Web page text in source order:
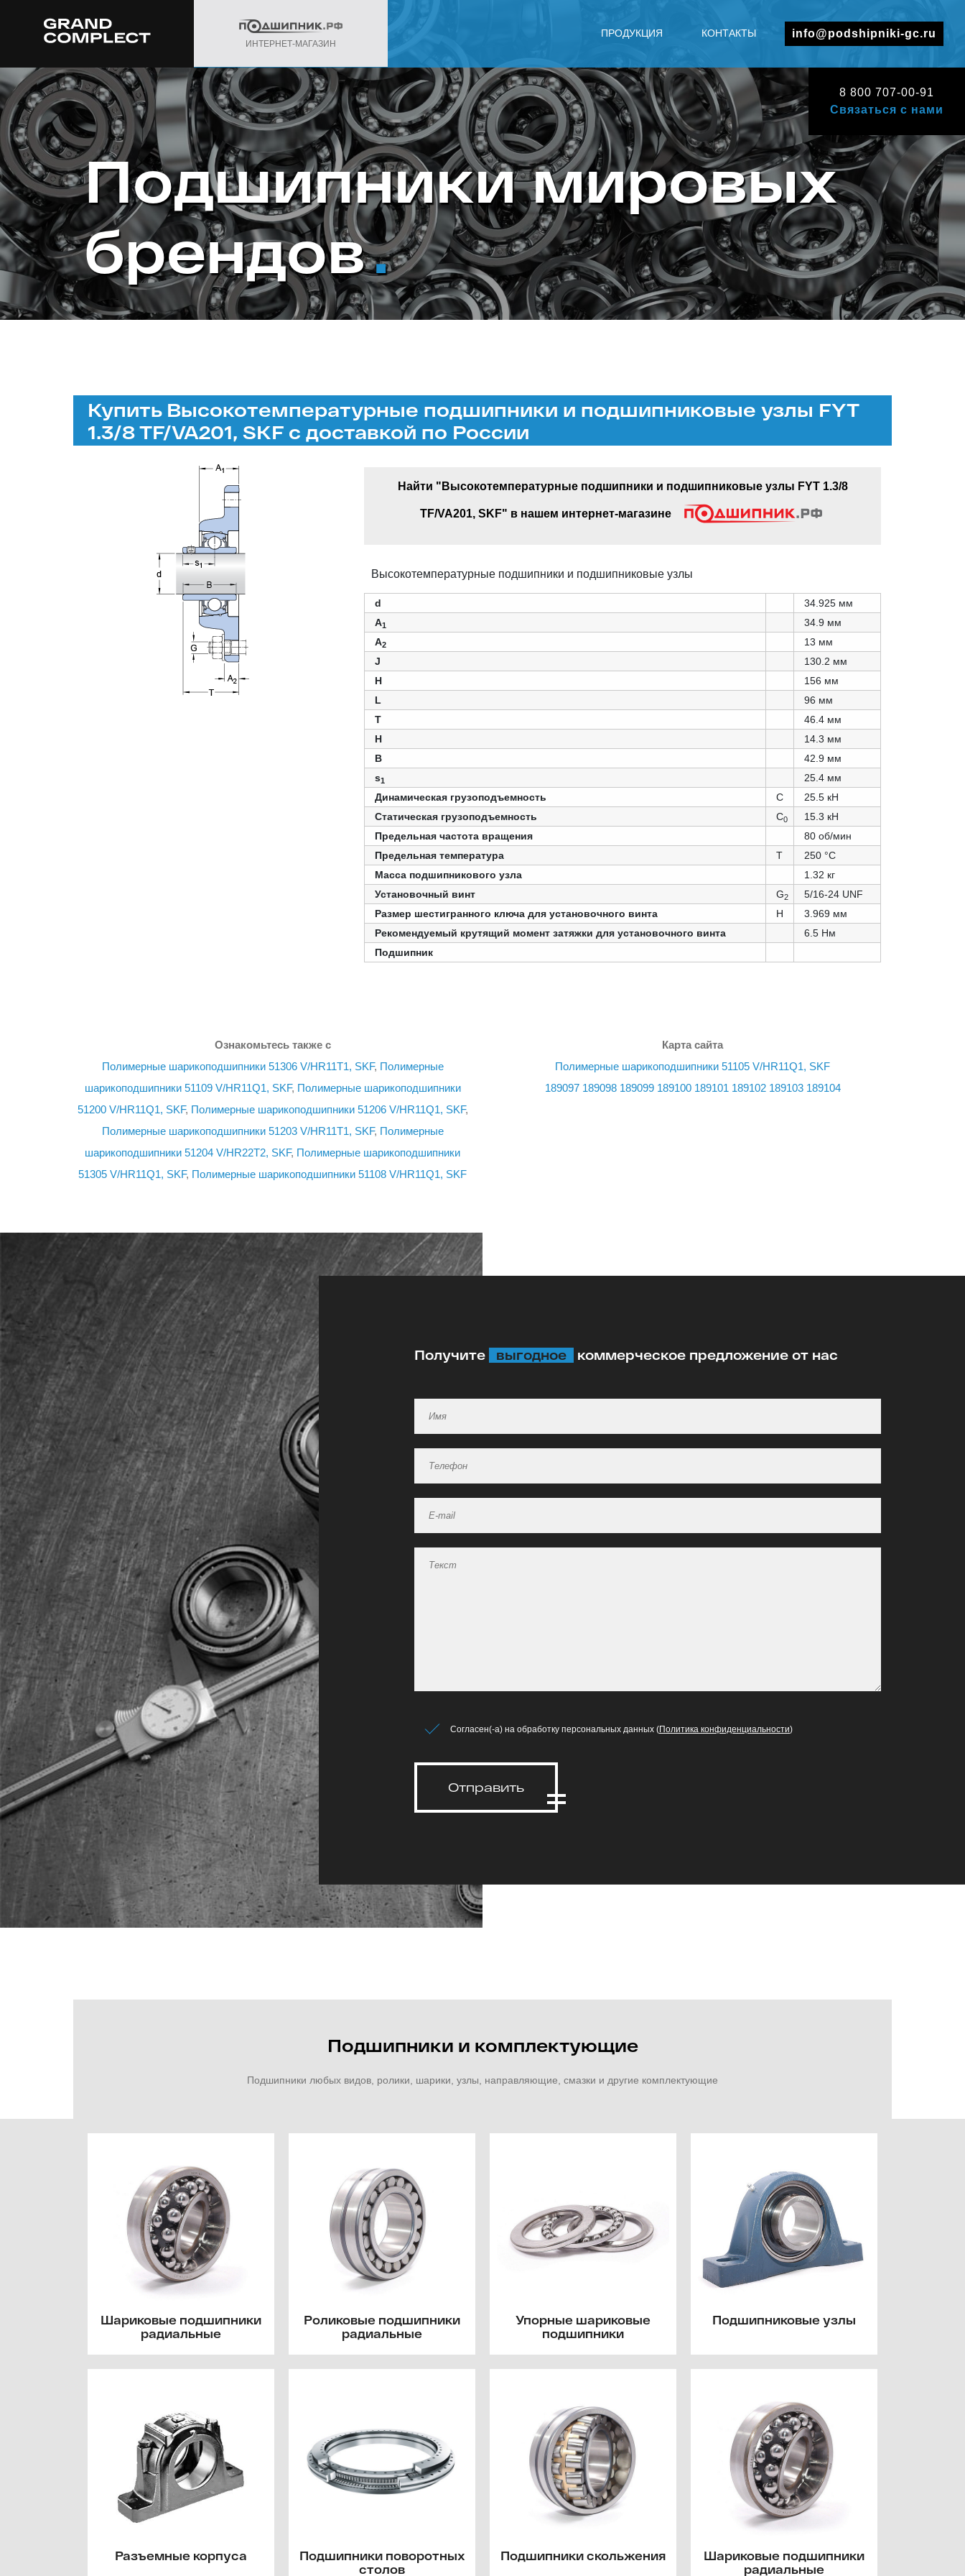
ИНТЕРНЕТ-МАГАЗИН
8 800 707-00-91
Связаться с нами
info@podshipniki-gc.ru
ПРОДУКЦИЯ КОНТАКТЫ
Подшипники мировых
брендов.
Купить Высокотемпературные подшипники и подшипниковые узлы FYT
1.3/8 TF/VA201, SKF с доставкой по России
Найти "Высокотемпературные подшипники и подшипниковые узлы FYT 1.3/8
TF/VA201, SKF" в нашем интернет-магазине
Высокотемпературные подшипники и подшипниковые узлы
d
34.925 мм
A1
34.9 мм
A2
13 мм
J
130.2 мм
H
156 мм
L
96 мм
T
46.4 мм
Н
14.3 мм
B
42.9 мм
s1
25.4 мм
Динамическая грузоподъемность
C
25.5 кН
Статическая грузоподъемность
C0
15.3 кН
Предельная частота вращения
80 об/мин
Предельная температура
T
250 °C
Масса подшипникового узла
1.32 кг
Установочный винт
G2
5/16-24 UNF
Размер шестигранного ключа для установочного винта
Н
3.969 мм
Рекомендуемый крутящий момент затяжки для установочного винта
6.5 Нм
Подшипник
Ознакомьтесь также с
Полимерные шарикоподшипники 51306 V/HR11T1, SKF, Полимерные
шарикоподшипники 51109 V/HR11Q1, SKF, Полимерные шарикоподшипники
51200 V/HR11Q1, SKF, Полимерные шарикоподшипники 51206 V/HR11Q1, SKF,
Полимерные шарикоподшипники 51203 V/HR11T1, SKF, Полимерные
шарикоподшипники 51204 V/HR22T2, SKF, Полимерные шарикоподшипники
51305 V/HR11Q1, SKF, Полимерные шарикоподшипники 51108 V/HR11Q1, SKF
Карта сайта
Полимерные шарикоподшипники 51105 V/HR11Q1, SKF
189097 189098 189099 189100 189101 189102 189103 189104
Получите выгодное коммерческое предложение от нас
Согласен(-а) на обработку персональных данных (Политика конфиденциальности)
Отправить
Подшипники и комплектующие
Подшипники любых видов, ролики, шарики, узлы, направляющие, смазки и другие комплектующие
Шариковые подшипники
радиальные
Роликовые подшипники
радиальные
Упорные шариковые
подшипники
Подшипниковые узлы
Разъемные корпуса
Подшипники поворотных
столов
Подшипники скольжения
Шариковые подшипники
радиальные